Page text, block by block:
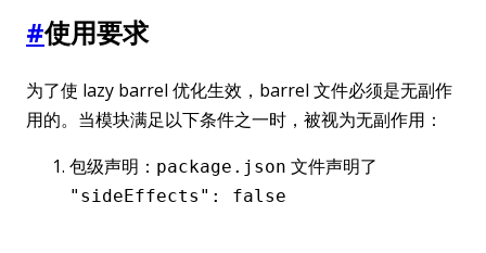
#使用要求
为了使 lazy barrel 优化生效，barrel 文件必须是无副作
用的。当模块满足以下条件之一时，被视为无副作用：
包级声明： package.json 文件声明了
"sideEffects": false